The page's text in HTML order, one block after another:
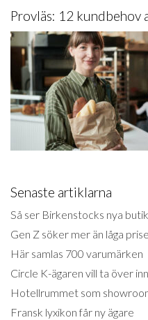
Provläs: 12 kundbehov
Senaste artiklarna
Så ser Birkenstocks nya
Gen Z söker mer än låga
Här samlas 700 varumärken
Circle K-ägaren vill ta över
Hotellrummet som
Fransk lyxikon får ny ägare